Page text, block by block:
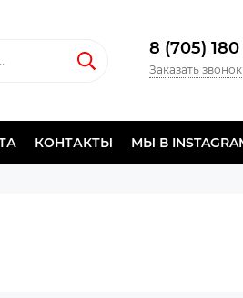
8 (705)
Заказать звонок
КОНТАКТЫ МЫ В